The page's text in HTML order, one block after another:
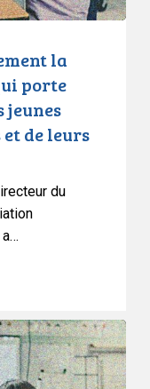
la
porte
jeunes
de leurs
du